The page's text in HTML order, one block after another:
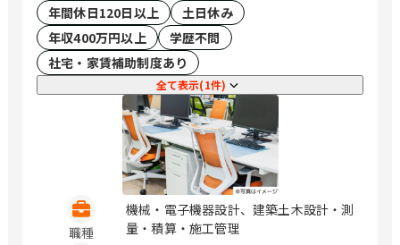
年間休日120日以上
土日休み
年収400万円以上
学歴不問
社宅・家賃補助制度あり
全て表示(1件)
職種
機械・電子機器設計、建築土木設計・測
量・積算・施工管理